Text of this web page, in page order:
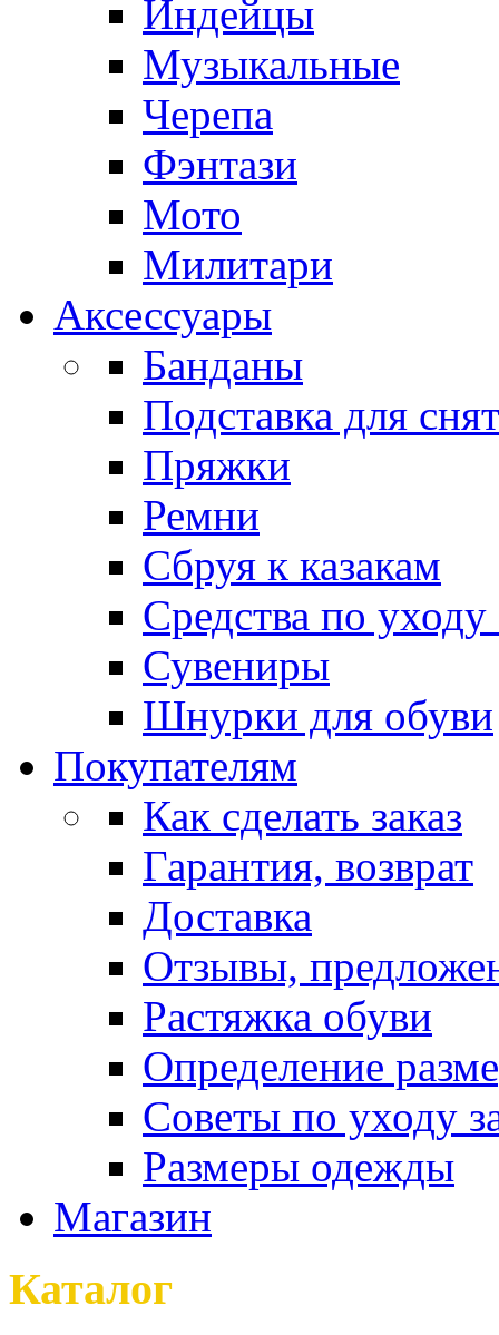
Индейцы
Музыкальные
Черепа
Фэнтази
Мото
Милитари
Аксессуары
Банданы
Подставка для
Пряжки
Ремни
Сбруя к казакам
Средства по
Сувениры
Шнурки для обуви
Покупателям
Как сделать заказ
Гарантия, возврат
Доставка
Отзывы,
Растяжка обуви
Определение
Советы по уходу
Размеры одежды
Магазин
Каталог